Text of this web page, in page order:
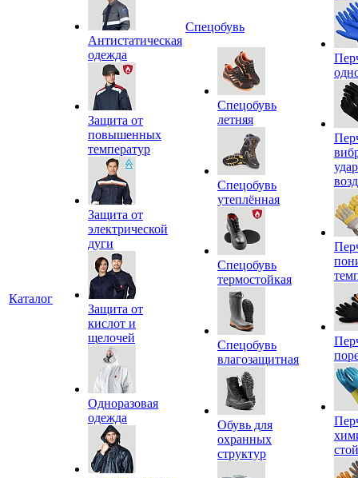
Каталог
Антистатическая
одежда
Защита от
повышенных
температур
Защита от
электрической
дуги
Защита от
кислот и
щелочей
Одноразовая
одежда
Спецобувь
Спецобувь
летняя
Спецобувь
утеплённая
Спецобувь
термостойкая
Спецобувь
влагозащитная
Обувь для
охранных
структур